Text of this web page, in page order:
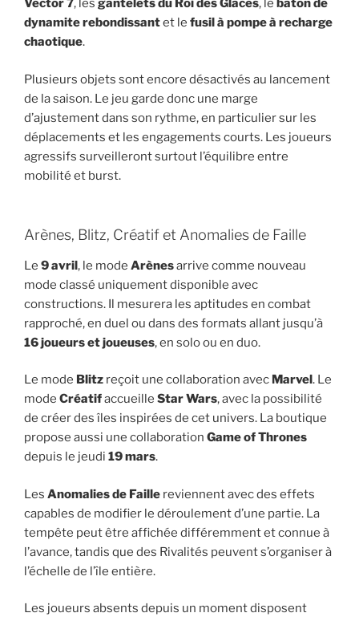
Vector 7, les gantelets du Roi des Glaces, le bâton de
dynamite rebondissantet le fusil à pompe à recharge
chaotique.
Plusieurs objets sont encore désactivés au lancement
de la saison. Le jeu garde donc une marge
d’ajustement dans son rythme, en particulier sur les
déplacements et les engagements courts. Les joueurs
agressifs surveilleront surtout l’équilibre entre
mobilité et burst.
Arènes, Blitz, Créatif et Anomalies de Faille
Le 9 avril, le mode Arènesarrive comme nouveau
mode classé uniquement disponible avec
constructions. Il mesurera les aptitudes en combat
rapproché, en duel ou dans des formats allant jusqu’à
16 joueurs et joueuses, en solo ou en duo.
Le mode Blitz reçoit une collaboration avec Marvel. Le
mode Créatifaccueille Star Wars, avec la possibilité
de créer des îles inspirées de cet univers. La boutique
propose aussi une collaboration Game of Thrones
depuis le jeudi 19 mars.
Les Anomalies de Faille reviennent avec des effets
capables de modifier le déroulement d’une partie. La
tempête peut être affichée différemment et connue à
l’avance, tandis que des Rivalités peuvent s’organiser à
l’échelle de l’île entière.
Les joueurs absents depuis un moment disposent